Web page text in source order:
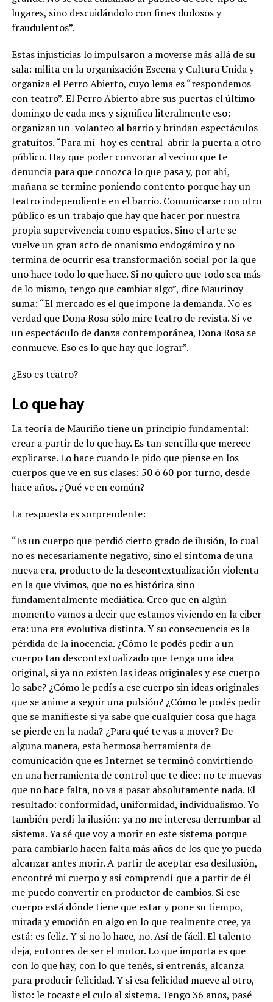
lugares, sino descuidándolo con fines dudosos y
fraudulentos”.
Estas injusticias lo impulsaron a moverse más allá de su
sala: milita en la organización Escena y Cultura Unida y
organiza el Perro Abierto, cuyo lema es “respondemos
con teatro”. El Perro Abierto abre sus puertas el último
domingo de cada mes y significa literalmente eso:
organizan un volanteo al barrio y brindan espectáculos
gratuitos. “Para mí hoy es central abrir la puerta a otro
público. Hay que poder convocar al vecino que te
denuncia para que conozca lo que pasa y, por ahí,
mañana se termine poniendo contento porque hay un
teatro independiente en el barrio. Comunicarse con otro
público es un trabajo que hay que hacer por nuestra
propia supervivencia como espacios. Sino el arte se
vuelve un gran acto de onanismo endogámico y no
termina de ocurrir esa transformación social por la que
uno hace todo lo que hace. Si no quiero que todo sea más
de lo mismo, tengo que cambiar algo”, dice Mauriñoy
suma: “El mercado es el que impone la demanda. No es
verdad que Doña Rosa sólo mire teatro de revista. Si ve
un espectáculo de danza contemporánea, Doña Rosa se
conmueve. Eso es lo que hay que lograr”.
¿Eso es teatro?
Lo que hay
La teoría de Mauriño tiene un principio fundamental:
crear a partir de lo que hay. Es tan sencilla que merece
explicarse. Lo hace cuando le pido que piense en los
cuerpos que ve en sus clases: 50 ó 60 por turno, desde
hace años. ¿Qué ve en común?
La respuesta es sorprendente:
“Es un cuerpo que perdió cierto grado de ilusión, lo cual
no es necesariamente negativo, sino el síntoma de una
nueva era, producto de la descontextualización violenta
en la que vivimos, que no es histórica sino
fundamentalmente mediática. Creo que en algún
momento vamos a decir que estamos viviendo en la ciber
era: una era evolutiva distinta. Y su consecuencia es la
pérdida de la inocencia. ¿Cómo le podés pedir a un
cuerpo tan descontextualizado que tenga una idea
original, si ya no existen las ideas originales y ese cuerpo
lo sabe? ¿Cómo le pedís a ese cuerpo sin ideas originales
que se anime a seguir una pulsión? ¿Cómo le podés pedir
que se manifieste si ya sabe que cualquier cosa que haga
se pierde en la nada? ¿Para qué te vas a mover? De
alguna manera, esta hermosa herramienta de
comunicación que es Internet se terminó convirtiendo
en una herramienta de control que te dice: no te muevas
que no hace falta, no va a pasar absolutamente nada. El
resultado: conformidad, uniformidad, individualismo. Yo
también perdí la ilusión: ya no me interesa derrumbar al
sistema. Ya sé que voy a morir en este sistema porque
para cambiarlo hacen falta más años de los que yo pueda
alcanzar antes morir.A partir de aceptar esa desilusión,
encontré mi cuerpo y así comprendí que a partir de él
me puedo convertir en productor de cambios. Si ese
cuerpo está dónde tiene que estar y pone su tiempo,
mirada y emoción en algo en lo que realmente cree, ya
está: es feliz. Y si no lo hace, no. Así de fácil.El talento
deja, entonces de ser el motor. Lo que importa es que
con lo que hay, con lo que tenés, si entrenás, alcanza
para producir felicidad. Y si esa felicidad mueve al otro,
listo: le tocaste el culo al sistema. Tengo 36 años, pasé